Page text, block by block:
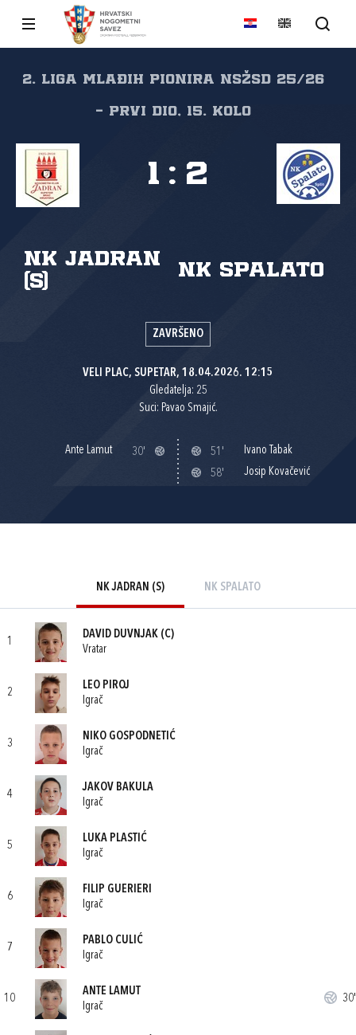
2. liga mlađih pionira NSŽSD 25/26
- prvi dio, 15. kolo
NK Jadran
(S)
NK Spalato
1 : 2
ZAVRŠENO
VELI PLAC, SUPETAR, 18.04.2026. 12:15
Gledatelja: 25
Suci: Pavao Smajić.
Ante Lamut 30' 51'
Ivano Tabak
58'
Josip Kovačević
NK JADRAN (S) NK SPALATO
1
DAVID DUVNJAK (C)
Vratar
2
LEO PIROJ
Igrač
3
NIKO GOSPODNETIĆ
Igrač
4
JAKOV BAKULA
Igrač
5
LUKA PLASTIĆ
Igrač
6
FILIP GUERIERI
Igrač
7
PABLO CULIĆ
Igrač
10
ANTE LAMUT
Igrač
30'